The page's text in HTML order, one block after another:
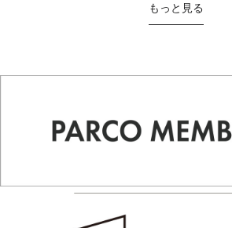
もっと見る